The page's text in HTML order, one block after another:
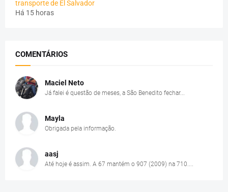
transporte de El Salvador
Há 15 horas
COMENTÁRIOS
Maciel Neto
Já falei é questão de meses, a São Benedito fechar...
Mayla
Obrigada pela informação.
aasj
Até hoje é assim. A 67 mantém o 907 (2009) na 710....